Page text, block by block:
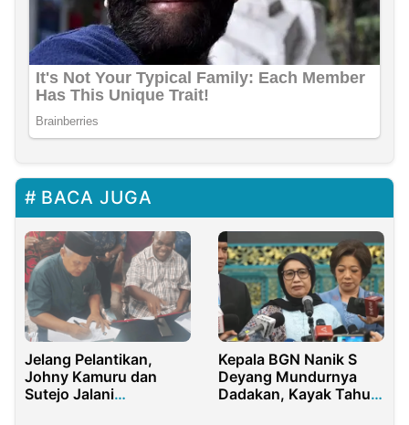
BACA JUGA
Jelang Pelantikan,
Johny Kamuru dan
Sutejo Jalani
Kepala BGN Nanik S
Deyang Mundurnya
Dadakan, Kayak Tahu